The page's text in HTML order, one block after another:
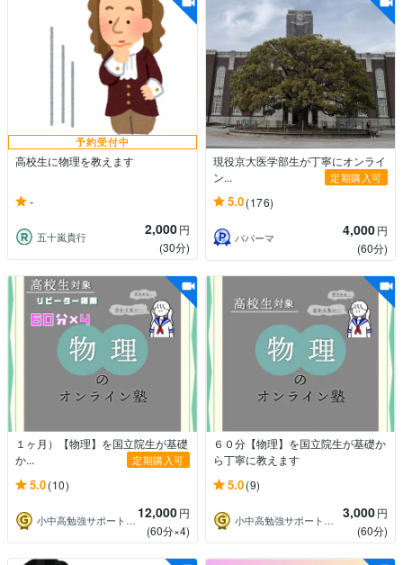
予約受付中
高校生に物理を教えます
-
五十嵐貴行 2,000円
(30分)
現役京大医学部生が丁寧にオンライ
ン...
定期購入可
5.0(176)
パパーマ 4,000円
(60分)
１ヶ月）【物理】を国立院生が基礎
か...
定期購入可
5.0(10)
小中高勉強サポート｜Smart 12,000円
(60分×4)
６０分【物理】を国立院生が基礎か
ら丁寧に教えます
5.0(9)
小中高勉強サポート｜Smart 3,000円
(60分)